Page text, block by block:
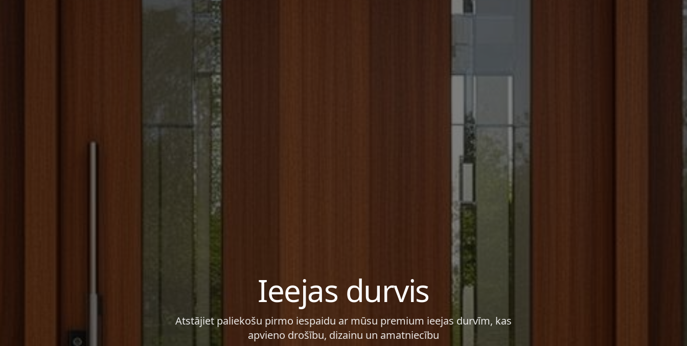
Ieejas durvis
Atstājiet paliekošu pirmo iespaidu ar mūsu premium ieejas durvīm, kas
apvieno drošību, dizainu un amatniecību